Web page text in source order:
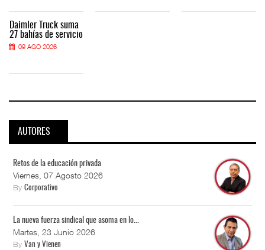
Daimler Truck suma
27 bahías de servicio
09 AGO 2026
AUTORES
Retos de la educación privada
Viernes, 07 Agosto 2026
By Corporativo
La nueva fuerza sindical que asoma en lo...
Martes, 23 Junio 2026
By Van y Vienen